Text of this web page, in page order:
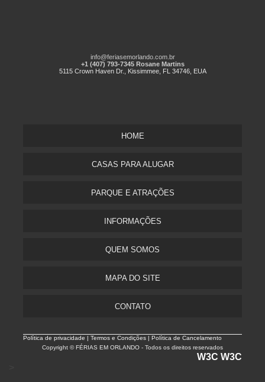
info@feriasemorlando.com.br
+1 (407) 793-7345 Rosane Martins
5115 Crown Haven Dr., Kissimmee, FL 34746, EUA
HOME
CASAS PARA ALUGAR
PARQUE E ATRAÇÕES
INFORMAÇÕES
QUEM SOMOS
MAPA DO SITE
CONTATO
Política de privacidade |Termos e Condições | Política de Cancelamento
Copyright © FÉRIAS EM ORLANDO - Todos os direitos reservados
W3C W3C